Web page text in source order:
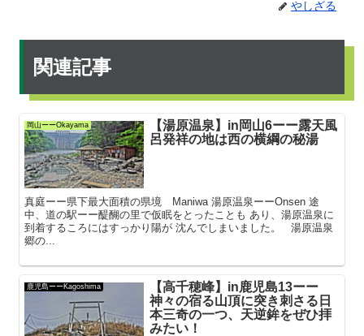
やしざる
関連記事
岡山ーーOkayama
【湯原温泉】in岡山6ーー露天風
呂発祥の地は西の横綱の秘湯
真庭ーー県下最大面積の県境 Maniwa 湯原温泉ーーOnsen 途
中、道の駅ーー醍醐の里で仮眠をとったことも あり、湯原温泉に
到着するころにはすっかり陽が 沈んでしまいました。 湯原温泉
郷の...
鹿児島ーーKagoshima
【高千穂峰】in鹿児島13ーー
神々の宿る山頂に突き刺さる日
本三奇の一つ、天逆鉾をぜひ拝
みたい！